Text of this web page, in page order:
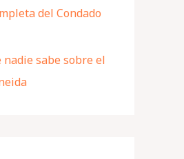
del Condado
nadie sabe sobre el